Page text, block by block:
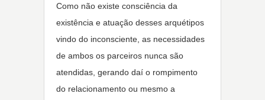
Como não existe consciência da
existência e atuação desses arquétipos
vindo do inconsciente, as necessidades
de ambos os parceiros nunca são
atendidas, gerando daí o rompimento
do relacionamento ou mesmo a